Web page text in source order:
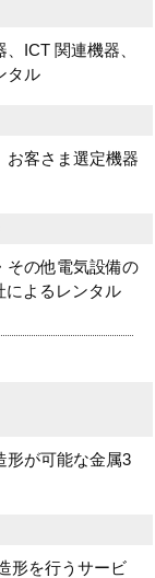
ICT 関連機器、
タル
お客さま選定機器
その他電気設備の
によるレンタル
形が可能な金属3
形を行うサービ